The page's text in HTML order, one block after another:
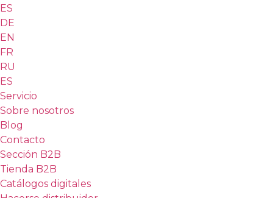
ES
DE
EN
FR
RU
ES
Servicio
Sobre nosotros
Blog
Contacto
Sección B2B
Tienda B2B
Catálogos digitales